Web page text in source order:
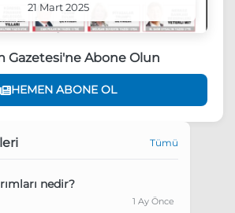
21 Mart 2025
Gazetesi'ne Abone Olun
HEMEN ABONE OL
Tümü
nedir?
1 Ay Önce